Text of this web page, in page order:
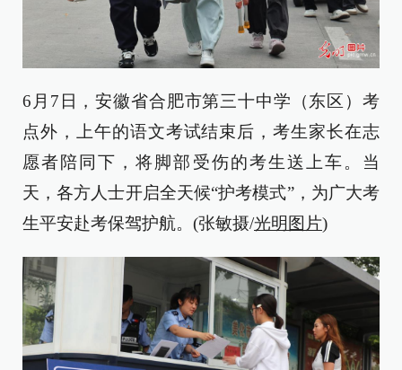
6月7日，安徽省合肥市第三十中学（东区）考
点外，上午的语文考试结束后，考生家长在志
愿者陪同下，将脚部受伤的考生送上车。当
天，各方人士开启全天候“护考模式”，为广大考
生平安赴考保驾护航。(张敏摄/光明图片)